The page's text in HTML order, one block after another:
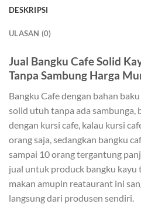
DESKRIPSI
ULASAN (0)
Jual Bangku Cafe Solid
Tanpa Sambung Harga
Bangku Cafe dengan bahan
solid utuh tanpa ada sambunga,
dengan kursi cafe, kalau kursi
orang saja, sedangkan bangku
sampai 10 orang tergantung
jual untuk produck bangku kayu
makan amupin reataurant ini
langsung dari produsen sendiri.